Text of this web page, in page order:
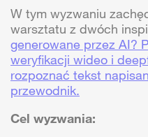
W tym wyzwaniu
warsztatu z dwóch
generowane przez AI?
weryfikacji wideo i
rozpoznać tekst
przewodnik.
Cel wyzwania: